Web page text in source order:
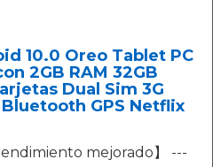
10.0 Oreo Tablet PC
2GB RAM 32GB
Dual Sim 3G
GPS Netflix
mejorado】 ---